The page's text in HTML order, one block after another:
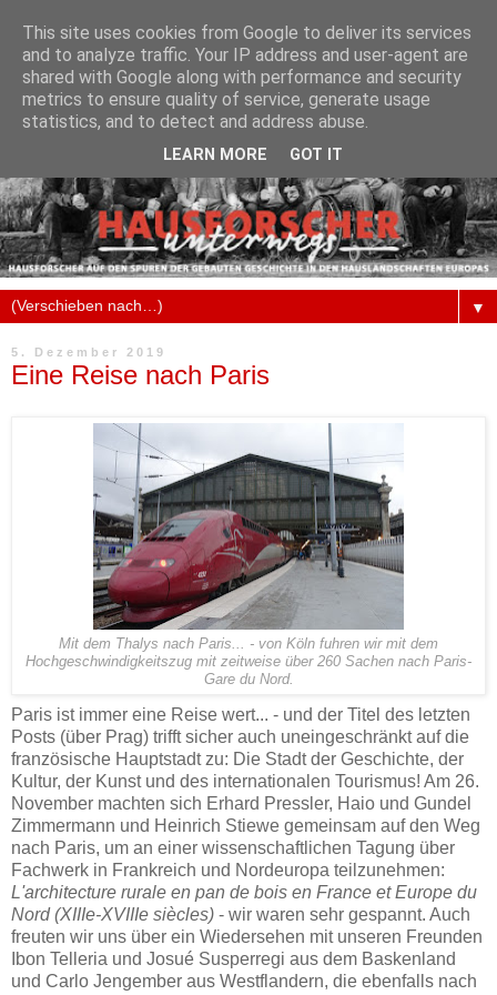
▼
5. Dezember 2019
Eine Reise nach Paris
Mit dem Thalys nach Paris... - von Köln fuhren wir mit dem
Hochgeschwindigkeitszug mit zeitweise über 260 Sachen nach Paris-
Gare du Nord.
Paris ist immer eine Reise wert... - und der Titel des letzten
Posts (über Prag) trifft sicher auch uneingeschränkt auf die
französische Hauptstadt zu: Die Stadt der Geschichte, der
Kultur, der Kunst und des internationalen Tourismus! Am 26.
November machten sich Erhard Pressler, Haio und Gundel
Zimmermann und Heinrich Stiewe gemeinsam auf den Weg
nach Paris, um an einer wissenschaftlichen Tagung über
Fachwerk in Frankreich und Nordeuropa teilzunehmen:
L'architecture rurale en pan de bois en France et Europe du
Nord (XIIIe-XVIIIe siècles) - wir waren sehr gespannt. Auch
freuten wir uns über ein Wiedersehen mit unseren Freunden
Ibon Telleria und Josué Susperregi aus dem Baskenland
und Carlo Jengember aus Westflandern, die ebenfalls nach
This site uses cookies from Google to deliver its services
and to analyze traffic. Your IP address and user-agent are
shared with Google along with performance and security
metrics to ensure quality of service, generate usage
statistics, and to detect and address abuse.
LEARN MORE GOT IT